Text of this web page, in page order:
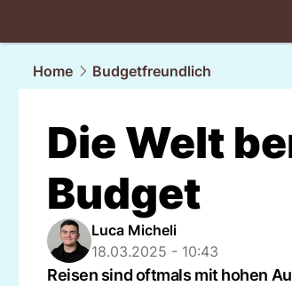
Home
Budgetfreundlich
Die Welt
Budget
Luca Micheli
18.03.2025 - 10:43
Reisen sind oftmals mit hohen